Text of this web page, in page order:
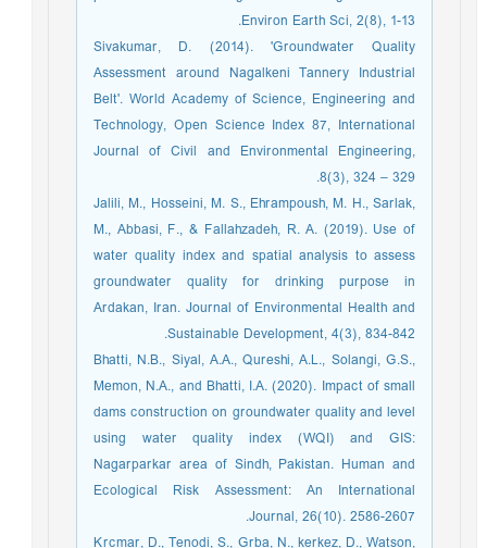
Environ Earth Sci, 2(8), 1-13.‏
Sivakumar, D. (2014). 'Groundwater Quality
Assessment around Nagalkeni Tannery Industrial
Belt'. World Academy of Science, Engineering and
Technology, Open Science Index 87, International
Journal of Civil and Environmental Engineering,
8(3), 324 – 329.
Jalili, M., Hosseini, M. S., Ehrampoush, M. H., Sarlak,
M., Abbasi, F., & Fallahzadeh, R. A. (2019). Use of
water quality index and spatial analysis to assess
groundwater quality for drinking purpose in
Ardakan, Iran. Journal of Environmental Health and
Sustainable Development, 4(3), 834-842.‏
Bhatti, N.B., Siyal, A.A., Qureshi, A.L., Solangi, G.S.,
Memon, N.A., and Bhatti, I.A. (2020). Impact of small
dams construction on groundwater quality and level
using water quality index (WQI) and GIS:
Nagarparkar area of Sindh, Pakistan. Human and
Ecological Risk Assessment: An International
Journal, 26(10). 2586-2607.